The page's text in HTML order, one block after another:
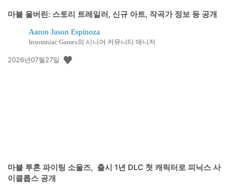
마블 울버린: 스토리 트레일러, 신규 아트, 작곡가 정보 등 공개
Aaron Jason Espinoza
Insomniac Games의 시니어 커뮤니티 매니저
공
2026년07월27일
마블 투혼 파이팅 소울즈, 출시 1년 DLC 첫 캐릭터로 피닉스 사
이클롭스 공개